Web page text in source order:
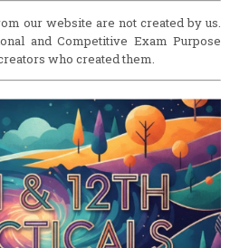
our website are not created by us.
and Competitive Exam Purpose
who created them.